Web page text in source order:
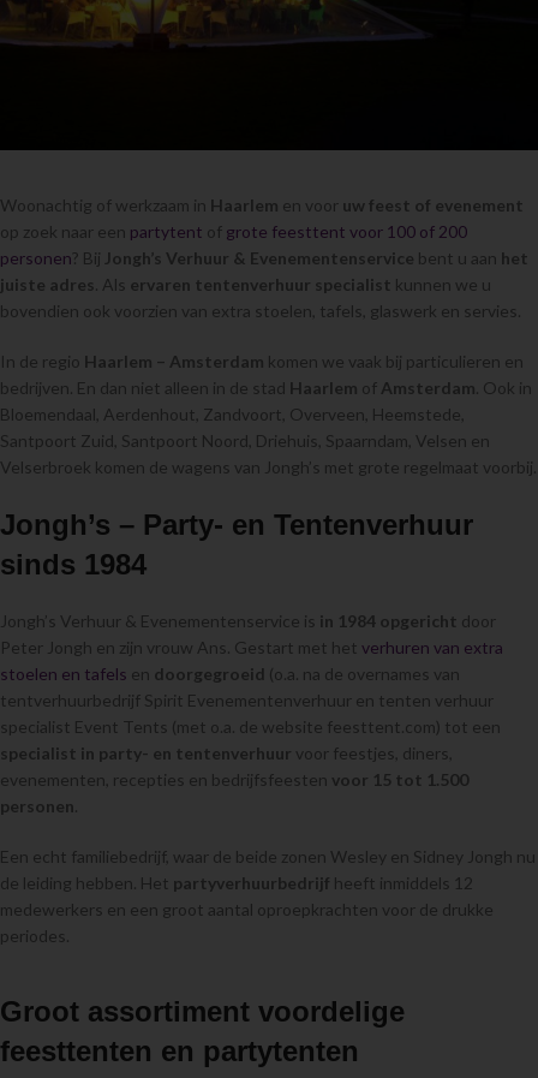
Woonachtig of werkzaam in Haarlem en voor uw feest of evenement
op zoek naar een partytent of grote feesttent voor 100 of 200
personen? Bij Jongh’s Verhuur & Evenementenservice bent u aan het
juiste adres . Als ervaren tentenverhuur specialist kunnen we u
bovendien ook voorzien van extra stoelen, tafels, glaswerk en servies.
In de regio Haarlem – Amsterdam komen we vaak bij particulieren en
bedrijven. En dan niet alleen in de stad Haarlem of Amsterdam . Ook in
Bloemendaal, Aerdenhout, Zandvoort, Overveen, Heemstede,
Santpoort Zuid, Santpoort Noord, Driehuis, Spaarndam, Velsen en
Velserbroek komen de wagens van Jongh’s met grote regelmaat voorbij.
Jongh’s – Party- en Tentenverhuur
sinds 1984
Jongh’s Verhuur & Evenementenservice is in 1984 opgericht door
Peter Jongh en zijn vrouw Ans. Gestart met het verhuren van extra
stoelen en tafels en doorgegroeid (o.a. na de overnames van
tentverhuurbedrijf Spirit Evenementenverhuur en tenten verhuur
specialist Event Tents (met o.a. de website feesttent.com) tot een
specialist in party- en tentenverhuur voor feestjes, diners,
evenementen, recepties en bedrijfsfeesten voor 15 tot 1.500
personen
Een echt familiebedrijf, waar de beide zonen Wesley en Sidney Jongh nu
de leiding hebben. Het partyverhuurbedrijf heeft inmiddels 12
medewerkers en een groot aantal oproepkrachten voor de drukke
periodes.
Groot assortiment voordelige
feesttenten en partytenten